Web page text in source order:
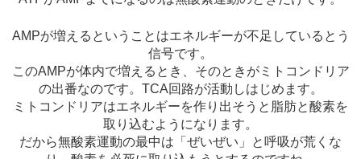
AMPが増えるということはエネルギーが不足しているとう
信号です。
このAMPが体内で増えるとき、そのときがミトコンドリア
の出番なのです。TCA回路が活動しはじめます。
ミトコンドリアはエネルギーを作り出そうと脂肪と酸素を
取り込むようになります。
だから無酸素運動の最中は「ぜいぜい」と呼吸が荒くな